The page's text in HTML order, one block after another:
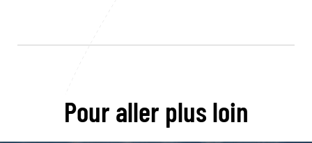
Pour aller plus loin